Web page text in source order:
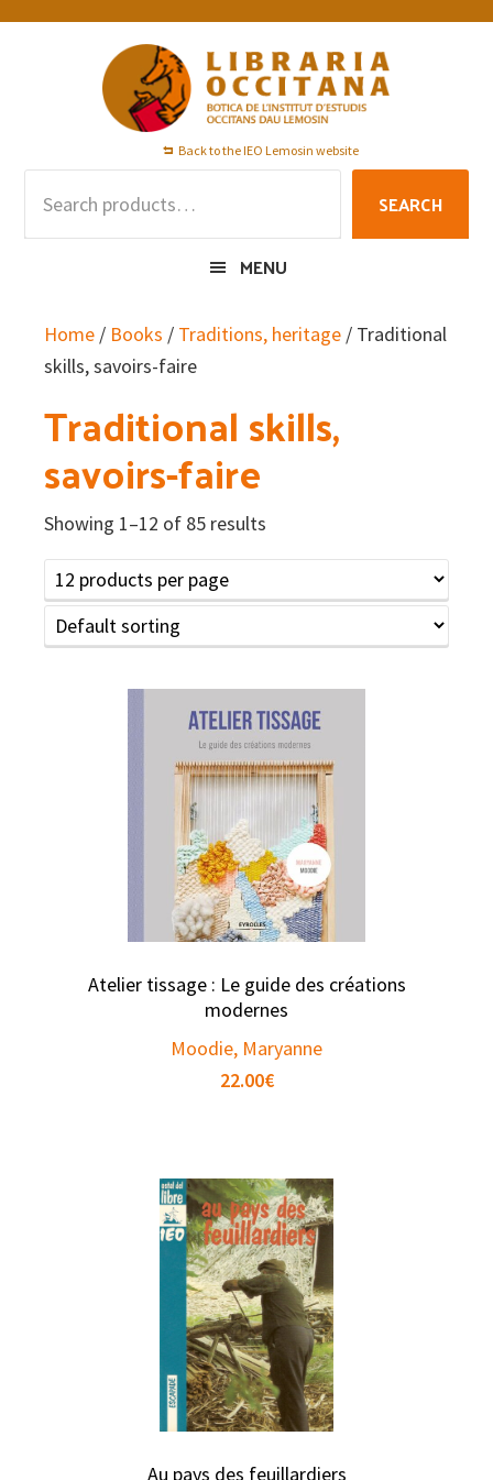
Skip
Skip
Skip
Back to the IEO Lemosin website
SEARCH
MENU
Home / Books / Traditions, heritage / Traditional
skills, savoirs-faire
Traditional skills,
savoirs-faire
Showing 1–12 of 85 results
Atelier tissage : Le guide des créations
modernes
Moodie, Maryanne
22.00€
Au pays des feuillardiers